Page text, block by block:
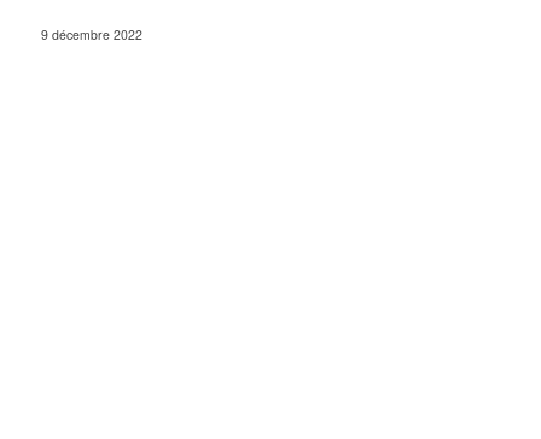
9 décembre 2022